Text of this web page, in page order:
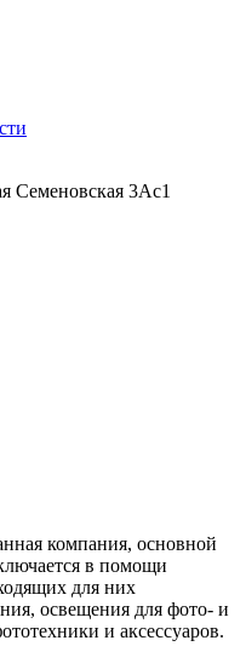
Семеновская 3Ас1
компания, основной
в помощи
для них
освещения для фото- и
и аксессуаров.